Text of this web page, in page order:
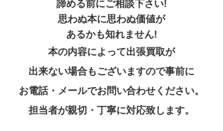
諦める前にご相談下さい!
思わぬ本に思わぬ価値が
あるかも知れません!
本の内容によって出張買取が
出来ない場合もございますので事前に
お電話・メールでお問い合わせください。
担当者が親切・丁寧に対応致します。